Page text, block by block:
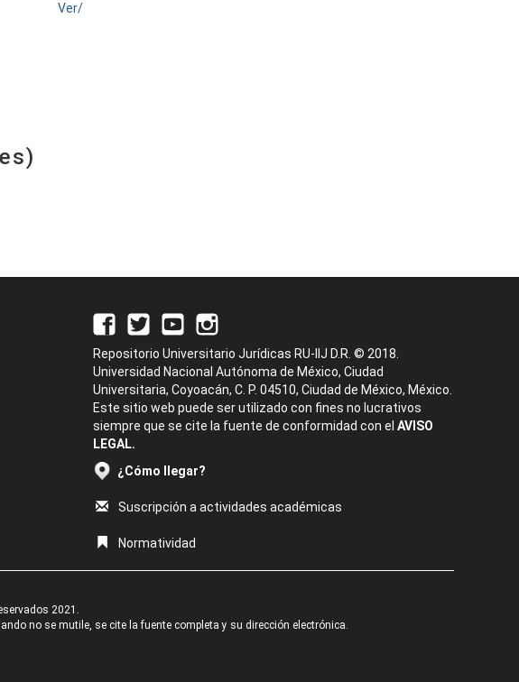
Ver/
Repositorio Universitario Jurídicas RU-IIJ D.R. © 2018.
Universidad Nacional Autónoma de México, Ciudad
Universitaria, Coyoacán, C. P. 04510, Ciudad de México, México.
Este sitio web puede ser utilizado con fines no lucrativos
siempre que se cite la fuente de conformidad con el AVISO
LEGAL.
¿Cómo llegar?
Suscripción a actividades académicas
Normatividad
2021.
no se mutile, se cite la fuente completa y su dirección electrónica.